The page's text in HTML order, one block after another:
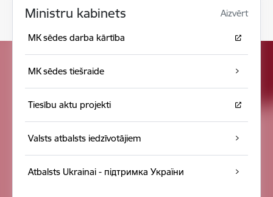
Ministru kabinets Aizvērt
MK sēdes darba kārtība
MK sēdes tiešraide
Tiesību aktu projekti
Valsts atbalsts iedzīvotājiem
Atbalsts Ukrainai - підтримка України